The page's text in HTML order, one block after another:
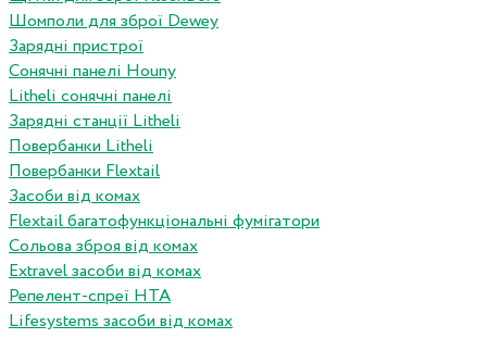
Шомполи для зброї Dewey
Зарядні пристрої
Сонячні панелі Houny
Litheli сонячні панелі
Зарядні станції Litheli
Повербанки Litheli
Повербанки Flextail
Засоби від комах
Flextail багатофункціональні фумігатори
Сольова зброя від комах
Extravel засоби від комах
Репелент-спреї HTA
Lifesystems засоби від комах